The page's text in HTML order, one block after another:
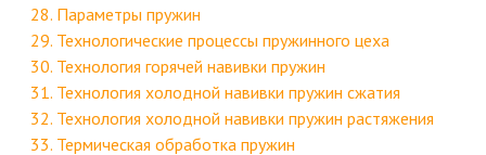
28. Параметры пружин
29. Технологические процессы пружинного цеха
30. Технология горячей навивки пружин
31. Технология холодной навивки пружин сжатия
32. Технология холодной навивки пружин растяжения
33. Термическая обработка пружин